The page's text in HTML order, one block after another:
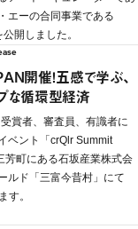
エーの合同事業である
開しました。
開催！五感で学ぶ、
な循環型経済
賞者、審査員、有識者に
ベント「crQlr Summit
芳町にある石坂産業株式会
ルド「三富今昔村」にて
す。